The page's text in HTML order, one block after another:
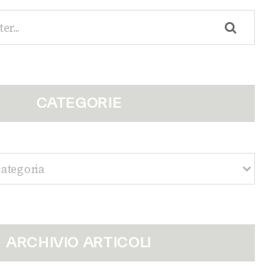
CATEGORIE
ARCHIVIO ARTICOLI